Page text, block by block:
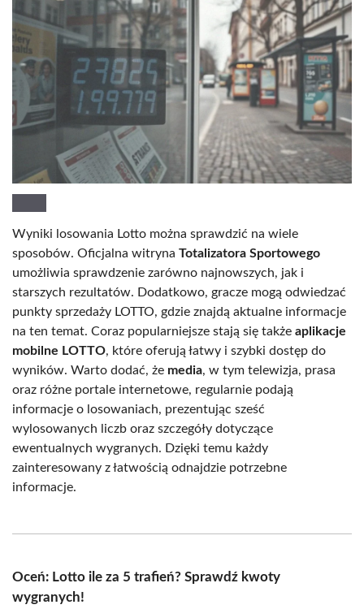
Wyniki losowania Lotto można sprawdzić na wiele
sposobów. Oficjalna witryna Totalizatora Sportowego
umożliwia sprawdzenie zarówno najnowszych, jak i
starszych rezultatów. Dodatkowo, gracze mogą odwiedzać
punkty sprzedaży LOTTO, gdzie znajdą aktualne informacje
na ten temat. Coraz popularniejsze stają się także aplikacje
mobilne LOTTO, które oferują łatwy i szybki dostęp do
wyników. Warto dodać, że media, w tym telewizja, prasa
oraz różne portale internetowe, regularnie podają
informacje o losowaniach, prezentując sześć
wylosowanych liczb oraz szczegóły dotyczące
ewentualnych wygranych. Dzięki temu każdy
zainteresowany z łatwością odnajdzie potrzebne
informacje.
Oceń: Lotto ile za 5 trafień? Sprawdź kwoty
wygranych!